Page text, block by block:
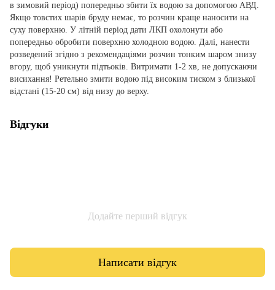
в зимовий період) попередньо збити їх водою за допомогою АВД.
Якщо товстих шарів бруду немає, то розчин краще наносити на
суху поверхню. У літній період дати ЛКП охолонути або
попередньо обробити поверхню холодною водою. Далі, нанести
розведений згідно з рекомендаціями розчин тонким шаром знизу
вгору, щоб уникнути підтьоків. Витримати 1-2 хв, не допускаючи
висихання! Ретельно змити водою під високим тиском з близької
відстані (15-20 см) від низу до верху.
Відгуки
Додайте перший відгук
Написати відгук